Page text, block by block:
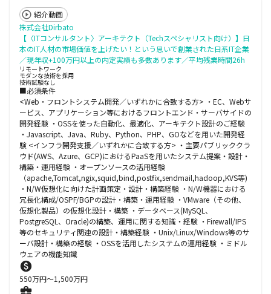
紹介動画
株式会社Dirbato
【〈ITコンサルタント〉アーキテクト（Techスペシャリスト向け）】日
本のIT人材の市場価値を上げたい！という思いで創業された日系IT企業
／現年収+100万円以上の内定実績も多数あります／平均残業時間26h
リモートワーク
モダンな技術を採用
技術試験なし
■必須条件
<Web・フロントシステム開発／いずれかに合致する方> ・EC、Webサ
ービス、アプリケーション等におけるフロントエンド・サーバサイドの
開発経験 ・OSSを使った自動化、最適化、アーキテクト設計のご経験
・Javascript、Java、Ruby、Python、PHP、GOなどを用いた開発経
験 <インフラ開発支援／いずれかに合致する方> ・主要パブリッククラ
ウド(AWS、Azure、GCP)におけるPaaSを用いたシステム提案・設計・
構築・運用経験 ・オープンソースの活用経験
（apache,Tomcat,ngix,squid,bind,postfix,sendmail,hadoop,KVS等)
・N/W仮想化に向けた計画策定・設計・構築経験 ・N/W機器における
冗長化構成/OSPF/BGPの設計・構築・運用経験 ・VMware（その他、
仮想化製品）の仮想化設計・構築 ・データベース(MySQL、
PostgreSQL、Oracle)の構築、運用に関する知識・経験 ・Firewall/IPS
等のセキュリティ関連の設計・構築経験 ・Unix/Linux/Windows等のサ
ーバ設計・構築の経験 ・OSSを活用したシステムの運用経験 ・ミドル
ウェアの機能知識
550万円〜1,500万円